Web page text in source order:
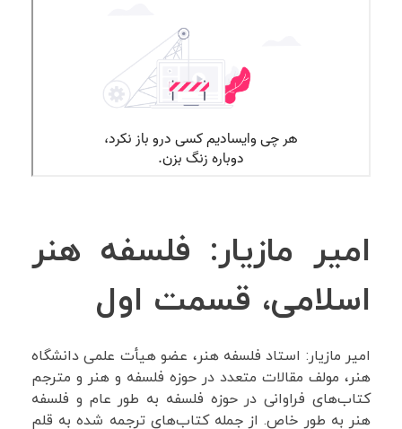
امیر مازیار: فلسفه هنر
اسلامی، قسمت اول
امیر مازیار: استاد فلسفه هنر، عضو هیأت علمی دانشگاه
هنر، مولف مقالات متعدد در حوزه فلسفه و هنر و مترجم
کتاب‌های فراوانی در حوزه فلسفه‌ به طور عام و فلسفه
هنر به طور خاص. از جمله کتاب‌های ترجمه شده به قلم